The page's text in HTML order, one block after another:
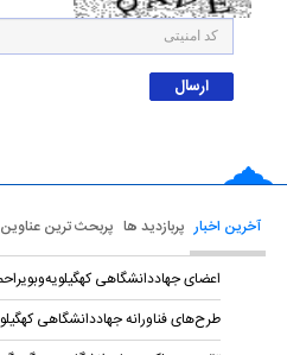
آخرین اخبار پربازدید ها پربحث ترین عناوین
اعضای جهاددانشگاهی
طرح‌های فناورانه جهاددانشگاهی